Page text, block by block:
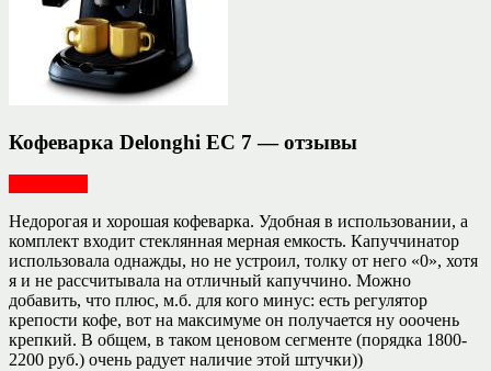
Кофеварка Delonghi EC 7 — отзывы
Недорогая и хорошая кофеварка. Удобная в использовании, а
комплект входит стеклянная мерная емкость. Капуччинатор
использовала однажды, но не устроил, толку от него «0», хотя
я и не рассчитывала на отличный капуччино. Можно
добавить, что плюс, м.б. для кого минус: есть регулятор
крепости кофе, вот на максимуме он получается ну ооочень
крепкий. В общем, в таком ценовом сегменте (порядка 1800-
2200 руб.) очень радует наличие этой штучки))